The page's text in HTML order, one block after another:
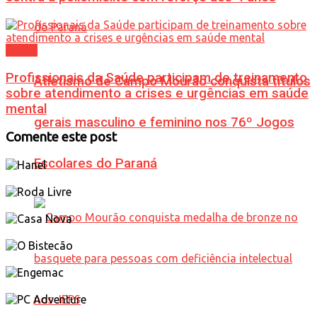
Atletismo de Campo Mourão conquista títulos
gerais masculino e feminino nos 76º Jogos
Escolares do Paraná
Profissionais da Saúde participam de treinamento
sobre atendimento a crises e urgências em saúde
mental
Comente este post